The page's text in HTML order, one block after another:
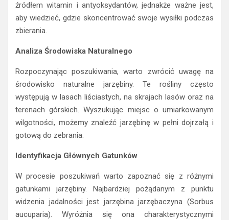
źródłem witamin i antyoksydantów, jednakże ważne jest,
aby wiedzieć, gdzie skoncentrować swoje wysiłki podczas
zbierania.
Analiza Środowiska Naturalnego
Rozpoczynając poszukiwania, warto zwrócić uwagę na
środowisko naturalne jarzębiny. Te rośliny często
występują w lasach liściastych, na skrajach lasów oraz na
terenach górskich. Wyszukując miejsc o umiarkowanym
wilgotności, możemy znaleźć jarzębinę w pełni dojrzałą i
gotową do zebrania.
Identyfikacja Głównych Gatunków
W procesie poszukiwań warto zapoznać się z różnymi
gatunkami jarzębiny. Najbardziej pożądanym z punktu
widzenia jadalności jest jarzębina jarzębaczyna (Sorbus
aucuparia). Wyróżnia się ona charakterystycznymi